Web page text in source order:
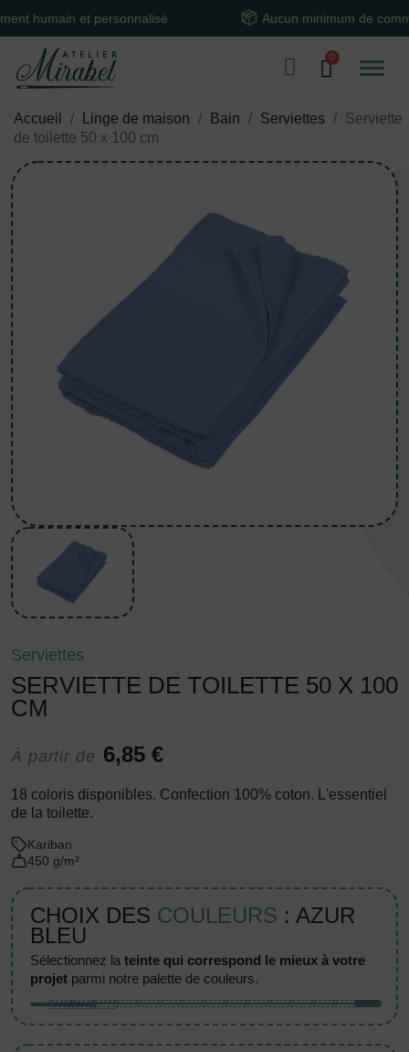
et personnalisé Aucun minimum de commande
Accueil Linge de maison Bain Serviettes
Serviette
de toilette 50 x 100 cm
Serviettes
SERVIETTE DE TOILETTE 50 X 100
CM
À partir de 6,85 €
18 coloris disponibles. Confection 100% coton. L'essentiel
de la toilette.
Kariban
450 g/m²
CHOIX DES COULEURS : AZUR
BLEU
sélectionnez lateinte qui correspond le mieux à votre
projet parmi notre palette de couleurs.